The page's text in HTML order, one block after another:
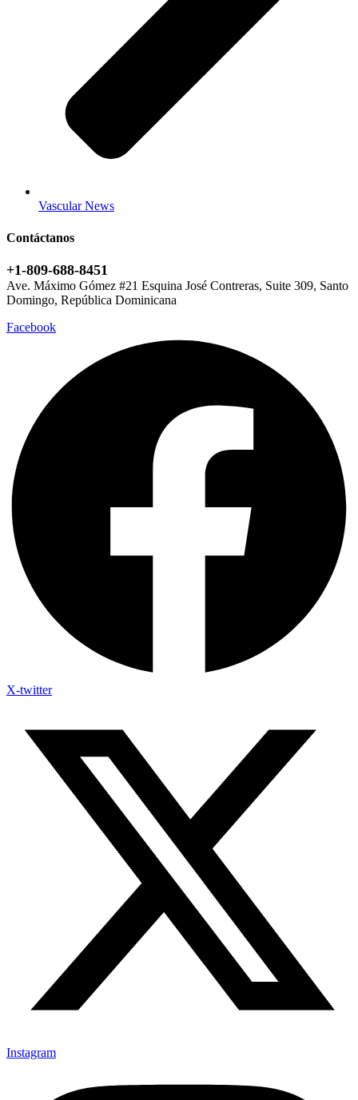
Vascular News
Contáctanos
+1-809-688-8451
Ave. Máximo Gómez #21 Esquina José Contreras, Suite 309, Santo
Domingo, República Dominicana
Facebook
X-twitter
Instagram